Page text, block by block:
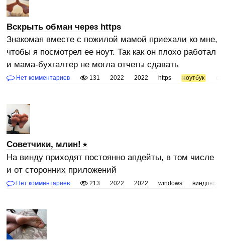
Вскрыть обман через https
Знакомая вместе с пожилой мамой приехали ко мне,
чтобы я посмотрел ее ноут. Так как он плохо работал
и мама-бухгалтер не могла отчеты сдавать
Нет комментариев 131 2022 2022 https ноутбук
Советчики, млин!
На винду приходят постоянно апдейты, в том числе
и от сторонних приложений
Нет комментариев 213 2022 2022 windows виндовс